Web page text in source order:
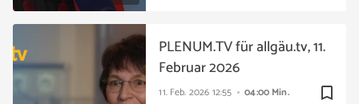
bookmark_border
11. Feb. 2026 12:55 04:00 Min.
PLENUM.TV für allgäu.tv, 11.
Februar 2026